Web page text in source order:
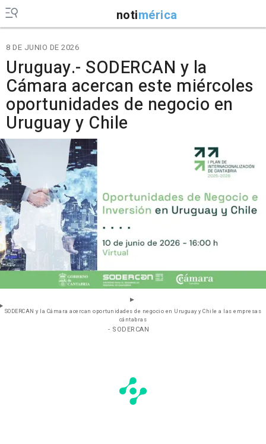
notimérica
8 DE JUNIO DE 2026
Uruguay.- SODERCAN y la
Cámara acercan este miércoles
oportunidades de negocio en
Uruguay y Chile
SODERCAN y la Cámara acercan oportunidades de negocio en Uruguay y Chile a las empresas
cántabras
- SODERCAN